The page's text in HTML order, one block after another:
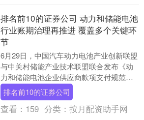
排名前10的证券公司 动力和储能电池
行业账期治理再推进 覆盖多个关键环
节
6月29日，中国汽车动力电池产业创新联盟
与中关村储能产业技术联盟联合发布《动
力和储能电池企业供应商款项支付规范倡
议》（以下简称《倡议》）。《倡议》聚
焦动力和储能....
排名前10的证券公司
查看： 159 分类： 按月配资助手网